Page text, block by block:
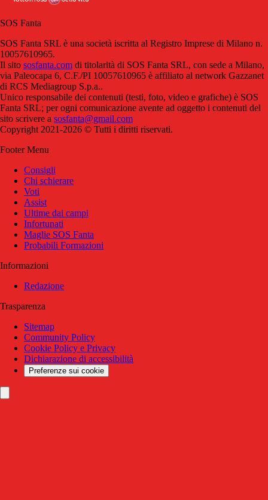
SOS Fanta
SOS Fanta SRL è una società iscritta al Registro Imprese di Milano n.
10057610965.
Il sito sosfanta.com di titolarità di SOS Fanta SRL, con sede a Milano,
via Paleocapa 6, C.F./PI 10057610965 è affiliato al network Gazzanet
di RCS Mediagroup S.p.a..
Unico responsabile dei contenuti (testi, foto, video e grafiche) è SOS
Fanta SRL; per ogni comunicazione avente ad oggetto i contenuti del
sito scrivere a sosfanta@gmail.com
Copyright 2021-2026 © Tutti i diritti riservati.
Footer Menu
Consigli
Chi schierare
Voti
Assist
Ultime dai campi
Infortunati
Maglie SOS Fanta
Probabili Formazioni
Informazioni
Redazione
Trasparenza
Sitemap
Community Policy
Cookie Policy e Privacy
Dichiarazione di accessibilità
Preferenze sui cookie